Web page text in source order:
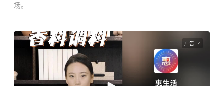
场。
广告